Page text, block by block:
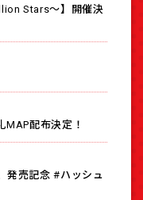
Stars〜】開催決
MAP配布決定！
発売記念 #ハッシュ